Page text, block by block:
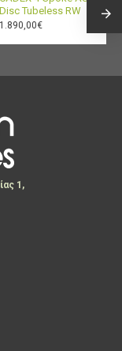
Disc Tubeless RW
1.890,00€
1,